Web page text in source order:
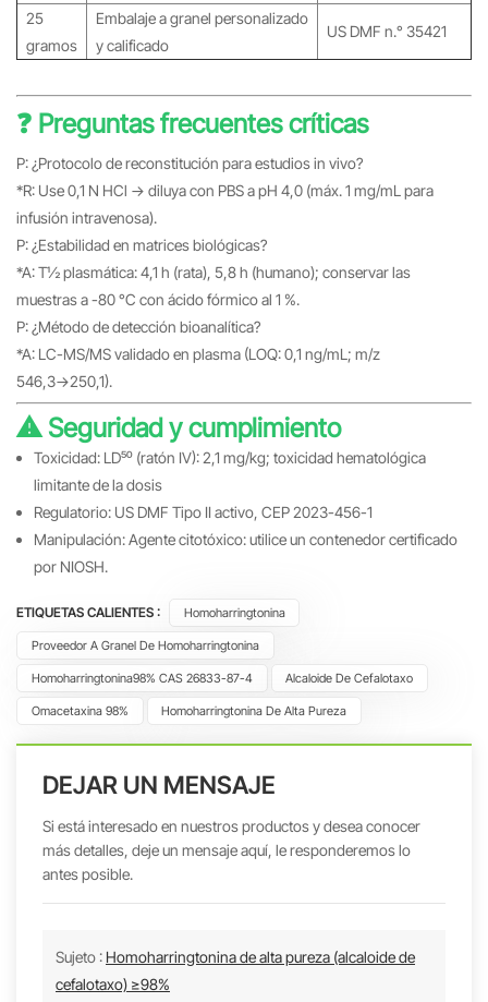
25
gramos
Embalaje a granel personalizado
y calificado
US DMF n.° 35421
❓ Preguntas frecuentes críticas
P: ¿Protocolo de reconstitución para estudios in vivo?
*R: Use 0,1 N HCl → diluya con PBS a pH 4,0 (máx. 1 mg/mL para
infusión intravenosa).
P: ¿Estabilidad en matrices biológicas?
*A: T½ plasmática: 4,1 h (rata), 5,8 h (humano); conservar las
muestras a -80 °C con ácido fórmico al 1 %.
P: ¿Método de detección bioanalítica?
*A: LC-MS/MS validado en plasma (LOQ: 0,1 ng/mL; m/z
546,3→250,1).
⚠️ Seguridad y cumplimiento
Toxicidad: LD₅₀ (ratón IV): 2,1 mg/kg; toxicidad hematológica
limitante de la dosis
Regulatorio: US DMF Tipo II activo, CEP 2023-456-1
Manipulación: Agente citotóxico: utilice un contenedor certificado
por NIOSH.
ETIQUETAS CALIENTES : Homoharringtonina
Proveedor A Granel De Homoharringtonina
Homoharringtonina98% CAS 26833-87-4 Alcaloide De Cefalotaxo
Omacetaxina 98% Homoharringtonina De Alta Pureza
DEJAR UN MENSAJE
Si está interesado en nuestros productos y desea conocer
más detalles, deje un mensaje aquí, le responderemos lo
antes posible.
Sujeto : Homoharringtonina de alta pureza (alcaloide de
cefalotaxo) ≥98%